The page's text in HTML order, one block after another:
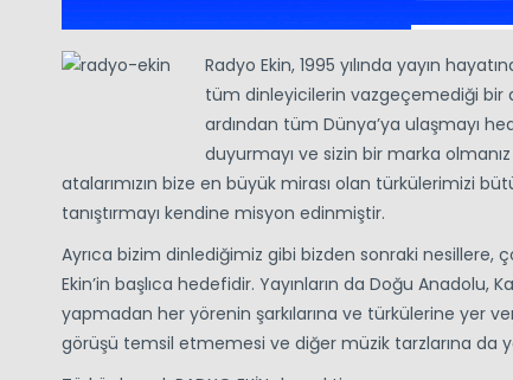
Radyo Ekin, 1995 yılında yayın
tüm dinleyicilerin vazgeçemediği bir
ardından tüm Dünya’ya ulaşmayı
duyurmayı ve sizin bir marka
atalarımızın bize en büyük mirası olan türkülerimizi
tanıştırmayı kendine misyon edinmiştir.
Ayrıca bizim dinlediğimiz gibi bizden sonraki nesillere,
Ekin’in başlıca hedefidir. Yayınların da Doğu Anadolu,
yapmadan her yörenin şarkılarına ve türkülerine yer
görüşü temsil etmemesi ve diğer müzik tarzlarına da